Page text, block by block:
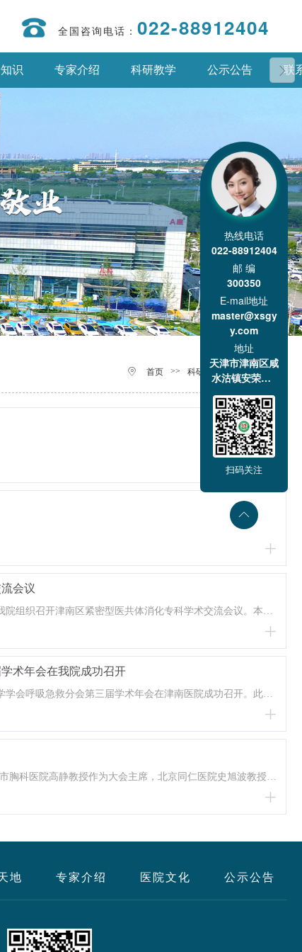
全国咨询电话： 022-88912404
识 专家介绍 科研教学 公示公告 联
首页 >> 科研教学 >> 科研动态
会议
组织召开津南区紧密型医共体消化专科学术交流会议。本次
术年会在我院成功召开
会呼吸急救分会第三届学术年会在津南医院成功召开。此次
科医院高静教授作为大会主席，北京同仁医院史旭波教授作
地 专家介绍 医院文化 公示公告
热线电话
022-88912404
邮 编
300350
E-mail地址
master@xsgy
y.com
地址
天津市津南区咸
水沽镇安荣道1
号
扫码关注